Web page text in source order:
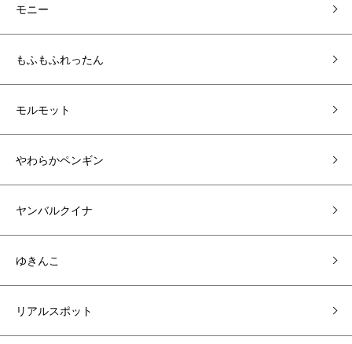
モニー
もふもふれったん
モルモット
やわらかペンギン
ヤンバルクイナ
ゆきんこ
リアルスポット